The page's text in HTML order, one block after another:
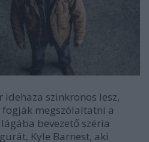
szinkronos lesz,
megszólaltatni a
bevezető széria
Kyle Barnest, aki